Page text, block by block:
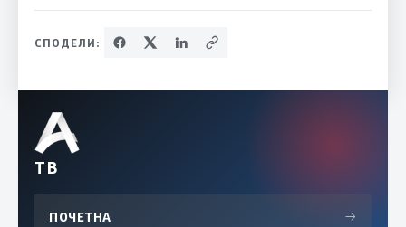
СПОДЕЛИ:
ТВ
ПОЧЕТНА →